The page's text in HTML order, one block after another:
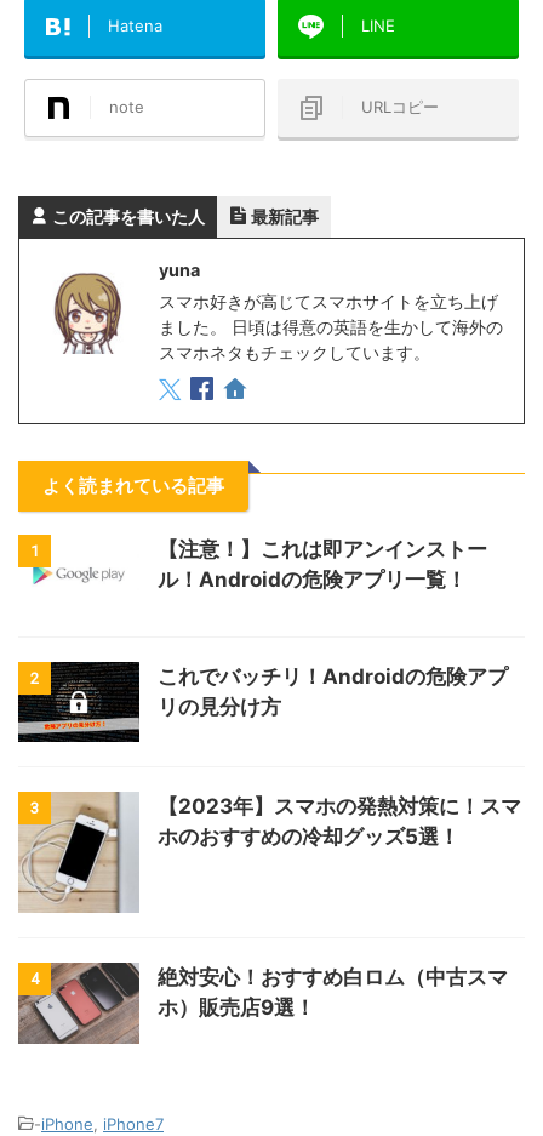
Hatena LINE
note URLコピー
この記事を書いた人 最新記事
yuna
スマホ好きが高じてスマホサイトを立ち上げ
ました。 日頃は得意の英語を生かして海外の
スマホネタもチェックしています。
よく読まれている記事
1
【注意！】これは即アンインストー
ル！Androidの危険アプリ一覧！
2
これでバッチリ！Androidの危険アプ
リの見分け方
3
【2023年】スマホの発熱対策に！スマ
ホのおすすめの冷却グッズ5選！
4
絶対安心！おすすめ白ロム（中古スマ
ホ）販売店9選！
-iPhone
iPhone7